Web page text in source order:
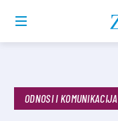
ODNOSI I KOMUNIKACIJA